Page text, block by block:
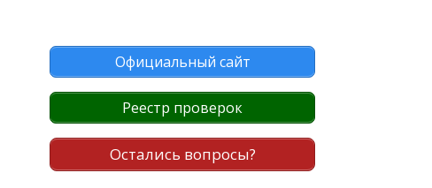
Официальный сайт
Реестр проверок
Остались вопросы?